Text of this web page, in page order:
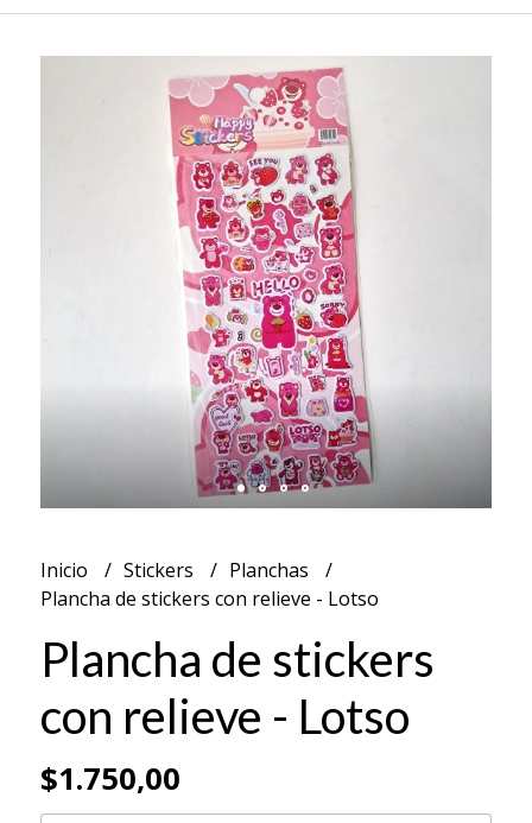
Inicio Stickers
Planchas
Plancha de stickers con relieve - Lotso
Plancha de stickers
con relieve - Lotso
$1.750,00